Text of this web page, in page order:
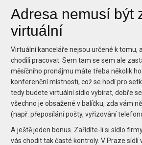
Adresa nemusí být
virtuální
Virtuální kanceláře nejsou určené k tomu,
chodili pracovat. Sem tam se sem ale
měsíčního pronájmu máte třeba několik
konferenční místnosti, což se hodí pro
tedy budete virtuální sídlo vybírat, dobře
všechno je obsažené v balíčku, zda vám
(např. přeposílání pošty, vyřizování
A ještě jeden bonus. Zařídíte-li si sídlo
vás chodit tak časté kontroly. V Praze